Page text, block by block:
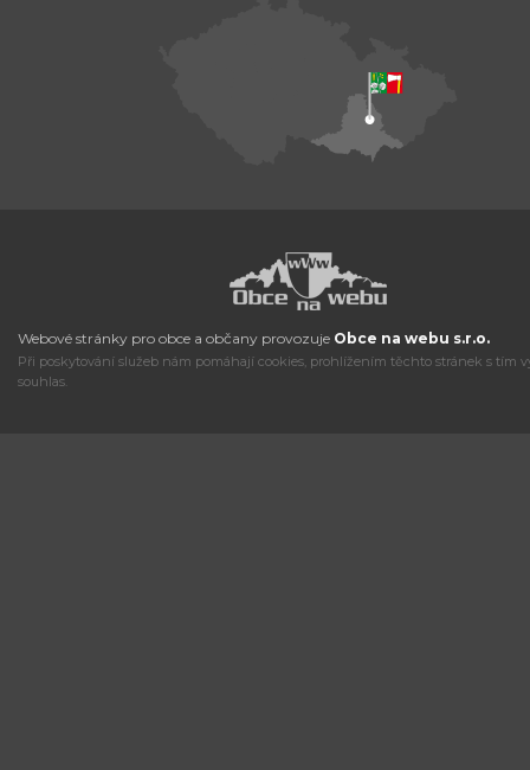
Webové stránky pro obce a občany provozuje Obce na webu s.r.o.
Při poskytování služeb nám pomáhají cookies, prohlížením těchto stránek s tím
souhlas.